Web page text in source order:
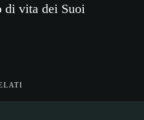
di vita dei Suoi